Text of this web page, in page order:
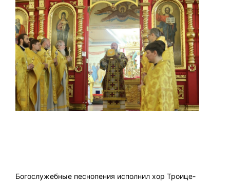
Богослужебные песнопения исполнил хор Троице-